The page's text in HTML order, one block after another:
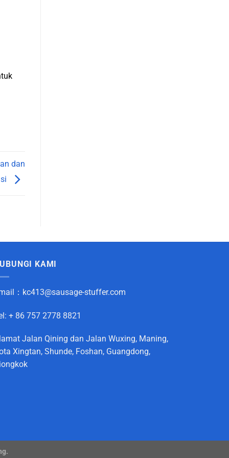
dan
KAMI
： kc413@sausage-stuffer.com
+ 86 757 2778 8821
Jalan Qining dan Jalan Wuxing, Maning,
Xingtan, Shunde, Foshan, Guangdong,